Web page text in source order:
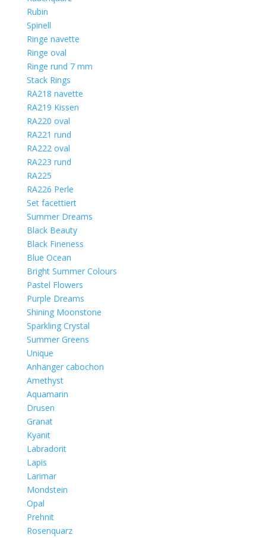
Rubin
Spinell
Ringe navette
Ringe oval
Ringe rund 7 mm
Stack Rings
RA218 navette
RA219 Kissen
RA220 oval
RA221 rund
RA222 oval
RA223 rund
RA225
RA226 Perle
Set facettiert
Summer Dreams
Black Beauty
Black Fineness
Blue Ocean
Bright Summer Colours
Pastel Flowers
Purple Dreams
Shining Moonstone
Sparkling Crystal
Summer Greens
Unique
Anhänger cabochon
Amethyst
Aquamarin
Drusen
Granat
Kyanit
Labradorit
Lapis
Larimar
Mondstein
Opal
Prehnit
Rosenquarz